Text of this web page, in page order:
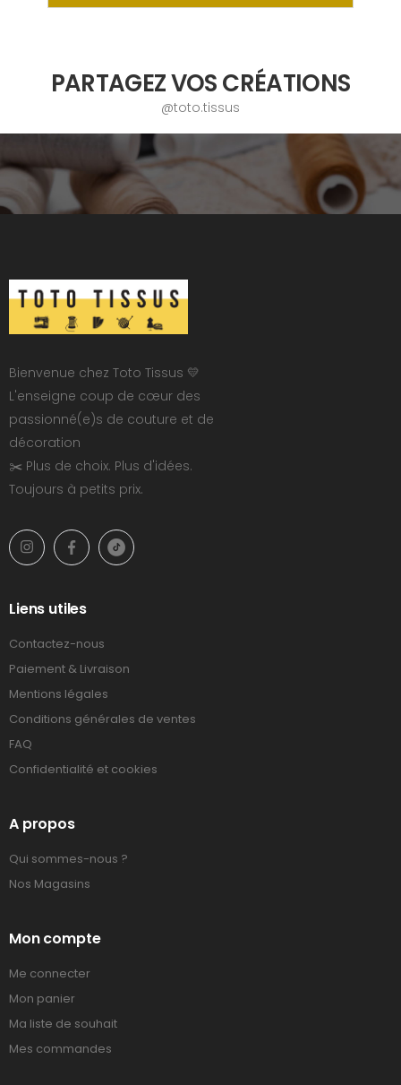
PARTAGEZ VOS CRÉATIONS
@toto.tissus
Bienvenue chez Toto Tissus 💛
L'enseigne coup de cœur des
passionné(e)s de couture et de
décoration
✂️ Plus de choix. Plus d'idées.
Toujours à petits prix.
Liens utiles
Contactez-nous
Paiement & Livraison
Mentions légales
Conditions générales de ventes
FAQ
Confidentialité et cookies
A propos
Qui sommes-nous ?
Nos Magasins
Mon compte
Me connecter
Mon panier
Ma liste de souhait
Mes commandes